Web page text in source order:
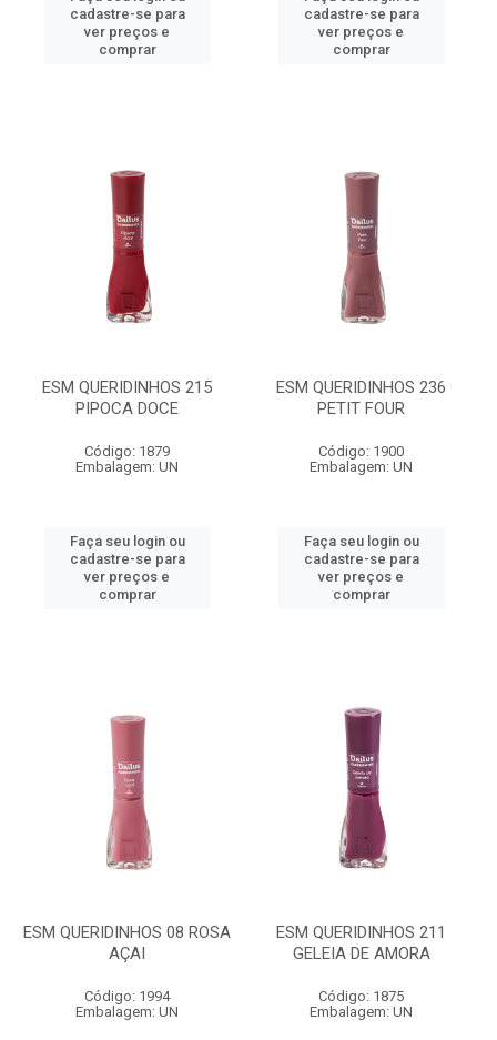
cadastre-se para
ver preços e
comprar
cadastre-se para
ver preços e
comprar
ESM QUERIDINHOS 215
PIPOCA DOCE
Código: 1879
Embalagem: UN
Faça seu login ou
cadastre-se para
ver preços e
comprar
ESM QUERIDINHOS 236
PETIT FOUR
Código: 1900
Embalagem: UN
Faça seu login ou
cadastre-se para
ver preços e
comprar
ESM QUERIDINHOS 08 ROSA
AÇAI
Código: 1994
Embalagem: UN
ESM QUERIDINHOS 211
GELEIA DE AMORA
Código: 1875
Embalagem: UN